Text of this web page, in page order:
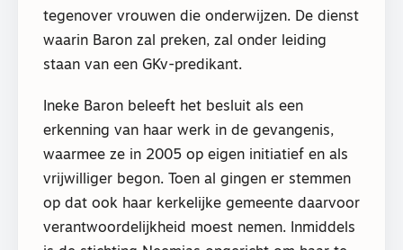
tegenover vrouwen die onderwijzen. De dienst
waarin Baron zal preken, zal onder leiding
staan van een GKv-predikant.
Ineke Baron beleeft het besluit als een
erkenning van haar werk in de gevangenis,
waarmee ze in 2005 op eigen initiatief en als
vrijwilliger begon. Toen al gingen er stemmen
op dat ook haar kerkelijke gemeente daarvoor
verantwoordelijkheid moest nemen. Inmiddels